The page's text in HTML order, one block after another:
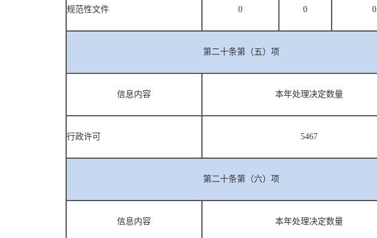
规范性文件 0 0 0
第二十条第（五）项
信息内容 本年处理决定数量
行政许可 5467
第二十条第（六）项
信息内容 本年处理决定数量